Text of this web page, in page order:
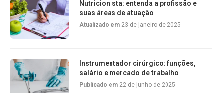
Nutricionista: entenda a profissão e
suas áreas de atuação
Atualizado em 23 de janeiro de 2025
Instrumentador cirúrgico: funções,
salário e mercado de trabalho
Publicado em 22 de junho de 2025